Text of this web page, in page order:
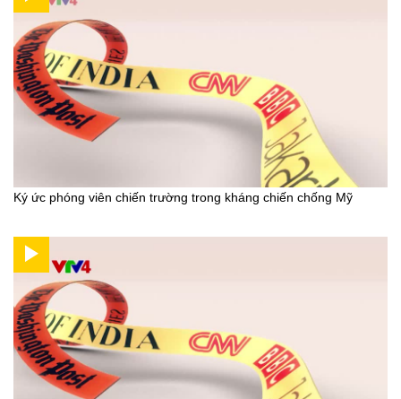
Ký ức phóng viên chiến trường trong kháng chiến chống Mỹ